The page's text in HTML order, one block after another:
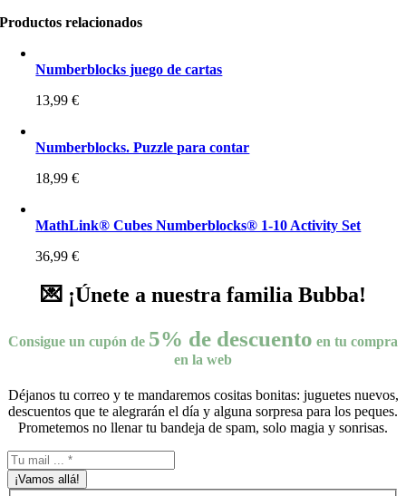
Productos relacionados
Numberblocks juego de cartas
13,99€
Numberblocks. Puzzle para contar
18,99€
MathLink® Cubes Numberblocks® 1-10 Activity Set
36,99€
💌 ¡Únete a nuestra familia Bubba!
Consigue un cupón de 5% de descuento en tu compra
en la web
Déjanos tu correo y te mandaremos cositas bonitas: juguetes nuevos,
descuentos que te alegrarán el día y alguna sorpresa para los peques.
Prometemos no llenar tu bandeja de spam, solo magia y sonrisas.
¡Vamos allá!